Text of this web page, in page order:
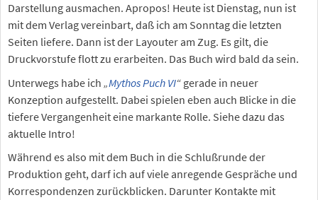
Darstellung ausmachen. Apropos! Heute ist Dienstag, nun ist
mit dem Verlag vereinbart, daß ich am Sonntag die letzten
Seiten liefere. Dann ist der Layouter am Zug. Es gilt, die
Druckvorstufe flott zu erarbeiten. Das Buch wird bald da sein.
Unterwegs habe ich „Mythos Puch VI“ gerade in neuer
Konzeption aufgestellt. Dabei spielen eben auch Blicke in die
tiefere Vergangenheit eine markante Rolle. Siehe dazu das
aktuelle Intro!
Während es also mit dem Buch in die Schlußrunde der
Produktion geht, darf ich auf viele anregende Gespräche und
Korrespondenzen zurückblicken. Darunter Kontakte mit